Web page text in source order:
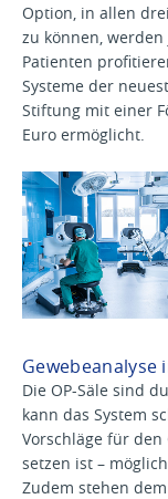
Option, in allen
zu können,
Patienten
Systeme der
Stiftung mit einer
Euro ermöglicht.
Die OP-Säle sind
kann das System
Vorschläge für
setzen ist –
Zudem stehen